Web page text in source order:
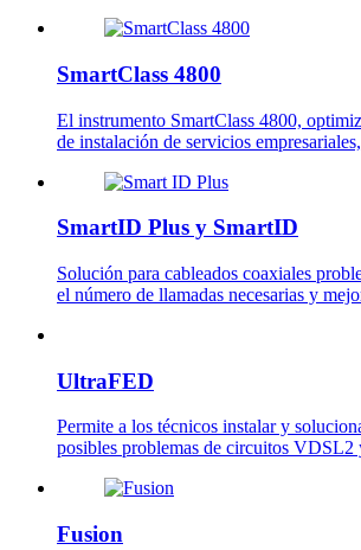
SmartClass 4800
El instrumento SmartClass 4800,
de instalación de servicios
SmartID Plus y SmartID
Solución para cableados coaxiales
el número de llamadas necesarias y
UltraFED
Permite a los técnicos instalar y
posibles problemas de circuitos
Fusion